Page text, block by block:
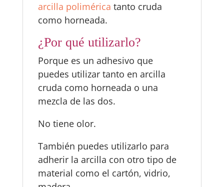
arcilla polimérica tanto cruda
como horneada.
¿Por qué utilizarlo?
Porque es un adhesivo que
puedes utilizar tanto en arcilla
cruda como horneada o una
mezcla de las dos.
No tiene olor.
También puedes utilizarlo para
adherir la arcilla con otro tipo de
material como el cartón, vidrio,